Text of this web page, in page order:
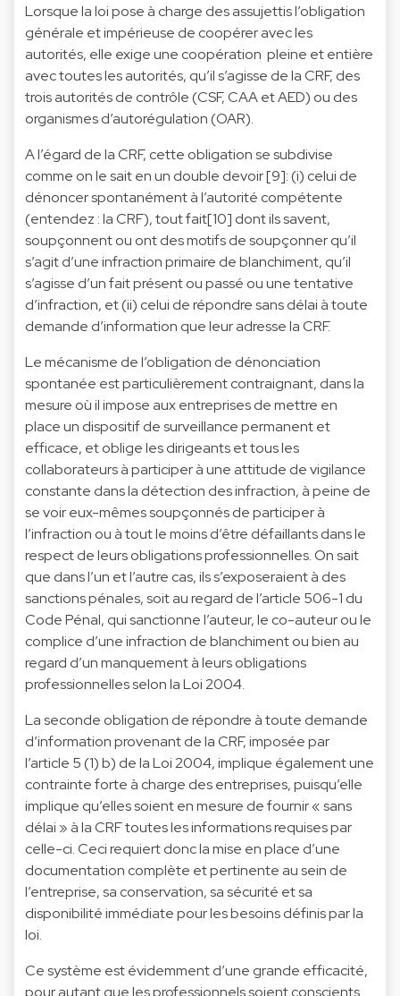
Lorsque la loi pose à charge des assujettis l’obligation
générale et impérieuse de coopérer avec les
autorités, elle exige une coopération pleine et entière
avec toutes les autorités, qu’il s’agisse de la CRF, des
trois autorités de contrôle (CSF, CAA et AED) ou des
organismes d’autorégulation (OAR).
A l’égard de la CRF, cette obligation se subdivise
comme on le sait en un double devoir [9]: (i) celui de
dénoncer spontanément à l’autorité compétente
(entendez : la CRF), tout fait[10] dont ils savent,
soupçonnent ou ont des motifs de soupçonner qu’il
s’agit d’une infraction primaire de blanchiment, qu’il
s’agisse d’un fait présent ou passé ou une tentative
d’infraction, et (ii) celui de répondre sans délai à toute
demande d’information que leur adresse la CRF.
Le mécanisme de l’obligation de dénonciation
spontanée est particulièrement contraignant, dans la
mesure où il impose aux entreprises de mettre en
place un dispositif de surveillance permanent et
efficace, et oblige les dirigeants et tous les
collaborateurs à participer à une attitude de vigilance
constante dans la détection des infraction, à peine de
se voir eux-mêmes soupçonnés de participer à
l’infraction ou à tout le moins d’être défaillants dans le
respect de leurs obligations professionnelles. On sait
que dans l’un et l’autre cas, ils s’exposeraient à des
sanctions pénales, soit au regard de l’article 506-1 du
Code Pénal, qui sanctionne l’auteur, le co-auteur ou le
complice d’une infraction de blanchiment ou bien au
regard d’un manquement à leurs obligations
professionnelles selon la Loi 2004.
La seconde obligation de répondre à toute demande
d’information provenant de la CRF, imposée par
l’article 5 (1) b) de la Loi 2004, implique également une
contrainte forte à charge des entreprises, puisqu’elle
implique qu’elles soient en mesure de fournir « sans
délai » à la CRF toutes les informations requises par
celle-ci. Ceci requiert donc la mise en place d’une
documentation complète et pertinente au sein de
l’entreprise, sa conservation, sa sécurité et sa
disponibilité immédiate pour les besoins définis par la
loi.
Ce système est évidemment d’une grande efficacité,
pour autant que les professionnels soient conscients